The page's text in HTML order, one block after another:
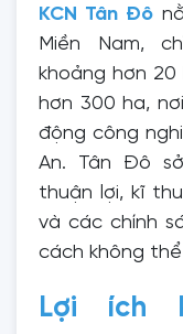
KCN Tân Đô
Miền Nam,
khoảng hơn 20
hơn 300 ha,
động công
An. Tân Đô
thuận lợi, kĩ
và các chính
cách không
Lợi ích